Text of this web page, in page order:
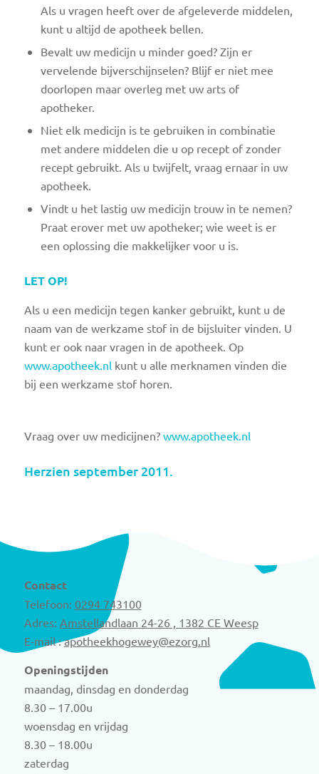
Als u vragen heeft over de afgeleverde middelen,
kunt u altijd de apotheek bellen.
Bevalt uw medicijn u minder goed? Zijn er
vervelende bijverschijnselen? Blijf er niet mee
doorlopen maar overleg met uw arts of
apotheker.
Niet elk medicijn is te gebruiken in combinatie
met andere middelen die u op recept of zonder
recept gebruikt. Als u twijfelt, vraag ernaar in uw
apotheek.
Vindt u het lastig uw medicijn trouw in te nemen?
Praat erover met uw apotheker; wie weet is er
een oplossing die makkelijker voor u is.
LET OP!
Als u een medicijn tegen kanker gebruikt, kunt u de
naam van de werkzame stof in de bijsluiter vinden. U
kunt er ook naar vragen in de apotheek. Op
www.apotheek.nl kunt u alle merknamen vinden die
bij een werkzame stof horen.
Vraag over uw medicijnen? www.apotheek.nl
Herzien september 2011.
Contact
Telefoon: 0294 743100
Adres: Amstellandlaan 24-26 , 1382 CE Weesp
E-mail :apotheekhogewey@ezorg.nl
Openingstijden
maandag, dinsdag en donderdag
8.30 – 17.00u
woensdag en vrijdag
8.30 – 18.00u
zaterdag